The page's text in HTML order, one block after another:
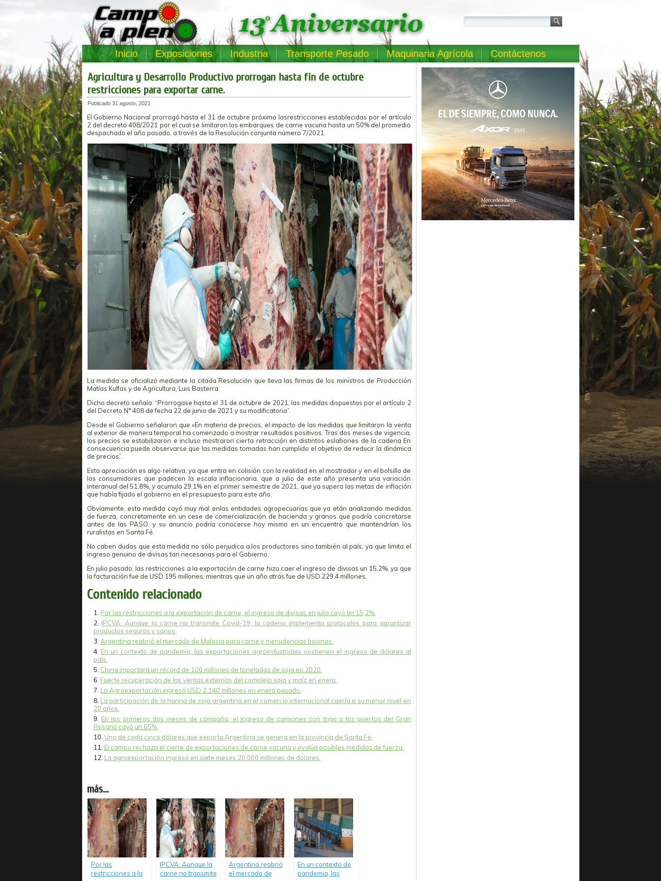
Inicio Exposiciones Industria Transporte Pesado Maquinaria Agrícola Contáctenos
Agricultura y Desarrollo Productivo prorrogan hasta fin de octubre
restricciones para exportar carne.
Publicado 31 agosto, 2021
El Gobierno Nacional prorrogó hasta el 31 de octubre próximo lasrestricciones establecidas por el artículo
2 del decreto 408/2021 por el cual se limitaron los embarques de carne vacuna hasta un 50% del promedio
despachado el año pasado, a través de la Resolución conjunta número 7/2021.
La medida se oficializó mediante la citada Resolución que lleva las firmas de los ministros de Producción
Matías Kulfas y de Agricultura, Luis Basterra.
Dicho decreto señala: “Prorrogase hasta el 31 de octubre de 2021, las medidas dispuestas por el artículo 2
del Decreto N° 408 de fecha 22 de junio de 2021 y su modificatoria”.
Desde el Gobierno señalaron que «En materia de precios, el impacto de las medidas que limitaron la venta
al exterior de manera temporal ha comenzado a mostrar resultados positivos. Tras dos meses de vigencia,
los precios se estabilizaron e incluso mostraron cierta retracción en distintos eslabones de la cadena En
consecuencia puede observarse que las medidas tomadas han cumplido el objetivo de reducir la dinámica
de precios”.
Esta apreciación es algo relativa, ya que entra en colisión con la realidad en el mostrador y en el bolsillo de
los consumidores que padecen la escala inflacionaria, que a julio de este año presenta una variación
interanual del 51,8%, y acumula 29,1% en el primer semestre de 2021, que ya supera las metas de inflación
que había fijado el gobierno en el presupuesto para este año.
Obviamente, esta medida cayó muy mal enlas entidades agropecuarias que ya etán analizando medidas
de fuerza, concretamente en un cese de comercialización de hacienda y granos que podría concretarse
antes de las PASO, y su anuncio podría conocerse hoy mismo en un encuentro que mantendrían los
ruralistas en Santa Fé.
No caben dudas que esta medida no sólo perjudica a los productores sino también al país, ya que limita el
ingreso genuino de divisas tan necesarias para el Gobierno.
En julio pasado, las restricciones a la exportación de carne hizo caer el ingreso de divisas un 15,2%, ya que
la facturación fue de USD 195 millones, mientras que un año atrás fue de USD 229,4 millones.
Contenido relacionado
Por las restricciones a la exportación de carne, el ingreso de divisas en julio cayó un 15,2%.
IPCVA: Aunque la carne no transmite Covid-19, la cadena implementa protocolos para garantizar
productos seguros y sanos.
Argentina reabrió el mercado de Malasia para carne y menudencias bovinas.
En un contexto de pandemia, las exportaciones agroindustriales sostienen el ingreso de dólares al
país.
China importará un récord de 100 millones de toneladas de soja en 2020.
Fuerte recuperación de las ventas externas del complejo soja y maíz en enero.
La Agroexportación ingresó USD 2.140 millones en enero pasado.
La participación de la harina de soja argentina en el comercio internacional caería a su menor nivel en
20 años.
En los primeros dos meses de campaña, el ingreso de camiones con trigo a los puertos del Gran
Rosario cayó un 65%.
Uno de cada cinco dólares que exporta Argentina se genera en la provincia de Santa Fe.
El campo rechaza el cierre de exportaciones de carne vacuna y evalúa posibles medidas de fuerza.
La agroexportación ingresó en siete meses 20.000 millones de dólares.
más...
Por las
restricciones a la
IPCVA: Aunque la
carne no transmite
Argentina reabrió
el mercado de
En un contexto de
pandemia, las